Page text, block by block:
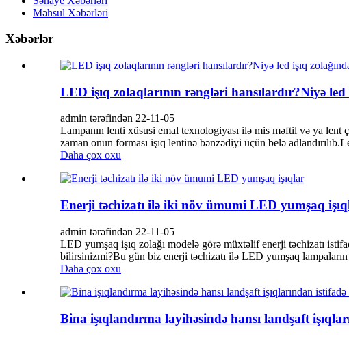
Məhsul Xəbərləri
Xəbərlər
LED işıq zolaqlarının rəngləri hansılardır?Niyə
admin tərəfindən 22-11-05
Lampanın lenti xüsusi emal texnologiyası ilə mis məftil və ya
zaman onun forması işıq lentinə bənzədiyi üçün belə
Daha çox oxu
Enerji təchizatı ilə iki növ ümumi LED yumşaq
admin tərəfindən 22-11-05
LED yumşaq işıq zolağı modelə görə müxtəlif enerji təchizatı
bilirsinizmi?Bu gün biz enerji təchizatı ilə LED yumşaq lampaların
Daha çox oxu
Bina işıqlandırma layihəsində hansı landşaft